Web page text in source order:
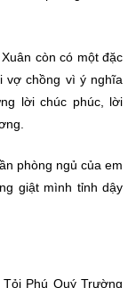
còn có một đặc
vợ chồng vì ý nghĩa
lời chúc phúc, lời
phòng ngủ của em
giật mình tỉnh dậy
Phú Quý Trường